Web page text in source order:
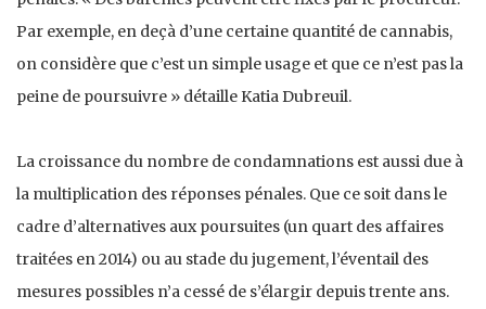
Par exemple, en deçà d’une certaine quantité de cannabis,
on considère que c’est un simple usage et que ce n’est pas la
peine de poursuivre » détaille Katia Dubreuil.
La croissance du nombre de condamnations est aussi due à
la multiplication des réponses pénales. Que ce soit dans le
cadre d’alternatives aux poursuites (un quart des affaires
traitées en 2014) ou au stade du jugement, l’éventail des
mesures possibles n’a cessé de s’élargir depuis trente ans.